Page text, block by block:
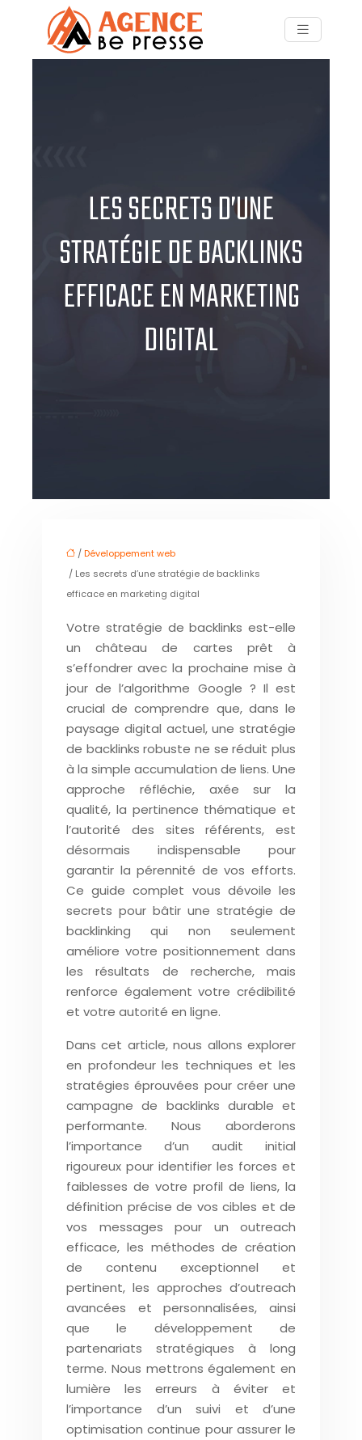
LES SECRETS D’UNE
STRATÉGIE DE BACKLINKS
EFFICACE EN MARKETING
DIGITAL
/Développement web
/ Les secrets d’une stratégie de backlinks
efficace en marketing digital
Votre stratégie de backlinks est-elle
un château de cartes prêt à
s’effondrer avec la prochaine mise à
jour de l’algorithme Google ? Il est
crucial de comprendre que, dans le
paysage digital actuel, une stratégie
de backlinks robuste ne se réduit plus
à la simple accumulation de liens. Une
approche réfléchie, axée sur la
qualité, la pertinence thématique et
l’autorité des sites référents, est
désormais indispensable pour
garantir la pérennité de vos efforts.
Ce guide complet vous dévoile les
secrets pour bâtir une stratégie de
backlinking qui non seulement
améliore votre positionnement dans
les résultats de recherche, mais
renforce également votre crédibilité
et votre autorité en ligne.
Dans cet article, nous allons explorer
en profondeur les techniques et les
stratégies éprouvées pour créer une
campagne de backlinks durable et
performante. Nous aborderons
l’importance d’un audit initial
rigoureux pour identifier les forces et
faiblesses de votre profil de liens, la
définition précise de vos cibles et de
vos messages pour un outreach
efficace, les méthodes de création
de contenu exceptionnel et
pertinent, les approches d’outreach
avancées et personnalisées, ainsi
que le développement de
partenariats stratégiques à long
terme. Nous mettrons également en
lumière les erreurs à éviter et
l’importance d’un suivi et d’une
optimisation continue pour assurer le